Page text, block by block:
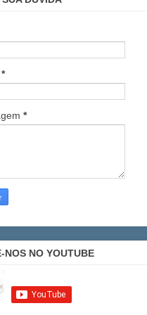
*
*
NOS NO YOUTUBE